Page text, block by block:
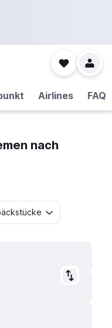
Airlines FAQ
nach